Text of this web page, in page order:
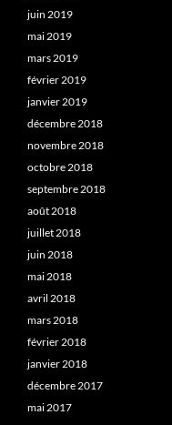
juin 2019
mai 2019
mars 2019
février 2019
janvier 2019
décembre 2018
novembre 2018
octobre 2018
septembre 2018
août 2018
juillet 2018
juin 2018
mai 2018
avril 2018
mars 2018
février 2018
janvier 2018
décembre 2017
mai 2017